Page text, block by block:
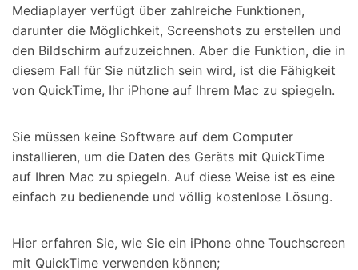
Mediaplayer verfügt über zahlreiche Funktionen,
darunter die Möglichkeit, Screenshots zu erstellen und
den Bildschirm aufzuzeichnen. Aber die Funktion, die in
diesem Fall für Sie nützlich sein wird, ist die Fähigkeit
von QuickTime, Ihr iPhone auf Ihrem Mac zu spiegeln.
Sie müssen keine Software auf dem Computer
installieren, um die Daten des Geräts mit QuickTime
auf Ihren Mac zu spiegeln. Auf diese Weise ist es eine
einfach zu bedienende und völlig kostenlose Lösung.
Hier erfahren Sie, wie Sie ein iPhone ohne Touchscreen
mit QuickTime verwenden können;